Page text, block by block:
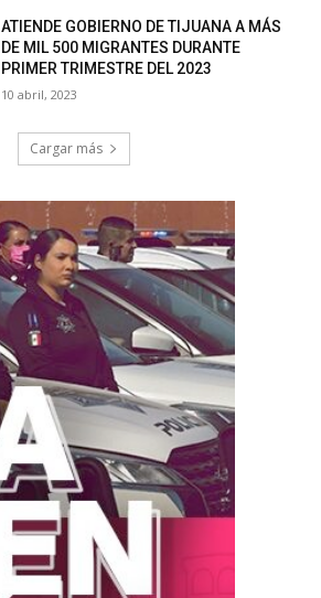
ATIENDE GOBIERNO DE TIJUANA A MÁS
DE MIL 500 MIGRANTES DURANTE
PRIMER TRIMESTRE DEL 2023
10 abril, 2023
Cargar más